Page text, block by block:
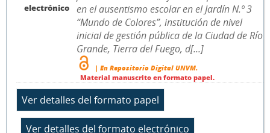
electrónico
en el ausentismo escolar en el Jardín N.º 3
“Mundo de Colores”, institución de nivel
inicial de gestión pública de la Ciudad de Río
Grande, Tierra del Fuego, d[...]
| En Repositorio Digital UNVM.
Material manuscrito en formato papel.